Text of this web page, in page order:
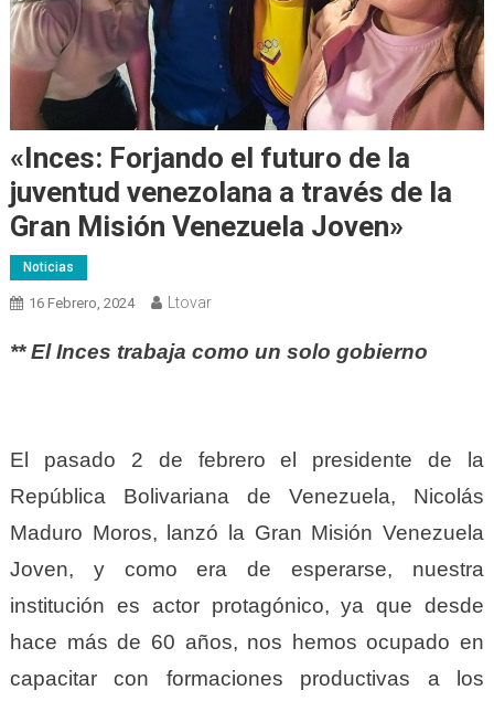
«Inces: Forjando el futuro de la
juventud venezolana a través de la
Gran Misión Venezuela Joven»
Noticias
16 Febrero, 2024 Ltovar
** El Inces trabaja como un solo gobierno
El pasado 2 de febrero el presidente de la
República Bolivariana de Venezuela, Nicolás
Maduro Moros, lanzó la Gran Misión Venezuela
Joven, y como era de esperarse, nuestra
institución es actor protagónico, ya que desde
hace más de 60 años, nos hemos ocupado en
capacitar con formaciones productivas a los